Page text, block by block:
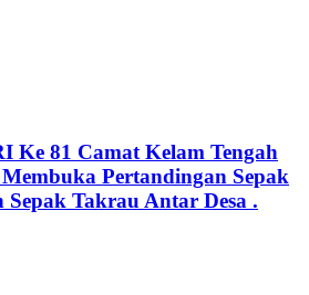
Ke 81 Camat Kelam Tengah
Pertandingan Sepak
Takrau Antar Desa .